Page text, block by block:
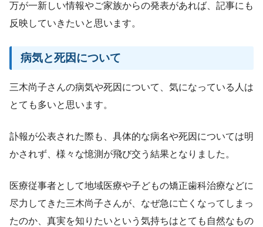
万が一新しい情報やご家族からの発表があれば、記事にも
反映していきたいと思います。
病気と死因について
三木尚子さんの病気や死因について、気になっている人は
とても多いと思います。
訃報が公表された際も、具体的な病名や死因については明
かされず、様々な憶測が飛び交う結果となりました。
医療従事者として地域医療や子どもの矯正歯科治療などに
尽力してきた三木尚子さんが、なぜ急に亡くなってしまっ
たのか、真実を知りたいという気持ちはとても自然なもの